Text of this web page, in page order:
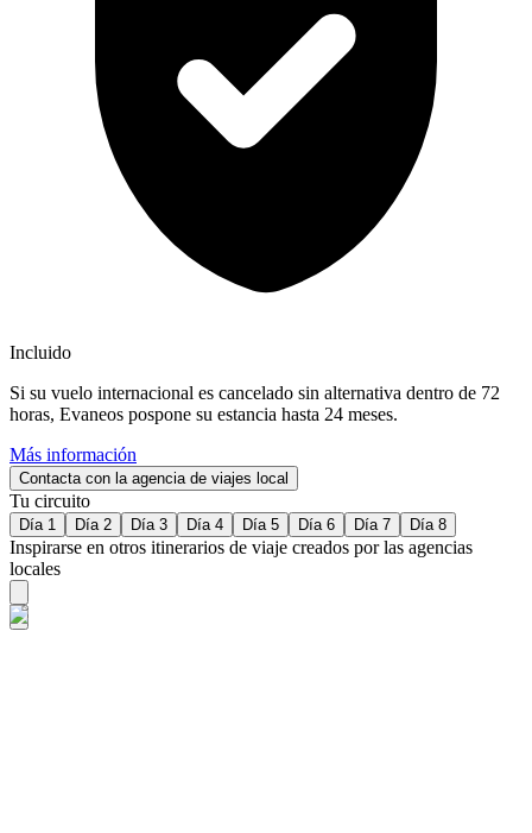
Incluido
Si su vuelo internacional es cancelado sin alternativa dentro de 72
horas, Evaneos pospone su estancia hasta 24 meses.
Más información
Contacta con la agencia de viajes local
Tu circuito
Día 1 Día 2 Día 3 Día 4 Día 5 Día 6 Día 7 Día 8
Inspirarse en otros itinerarios de viaje creados por las agencias
locales